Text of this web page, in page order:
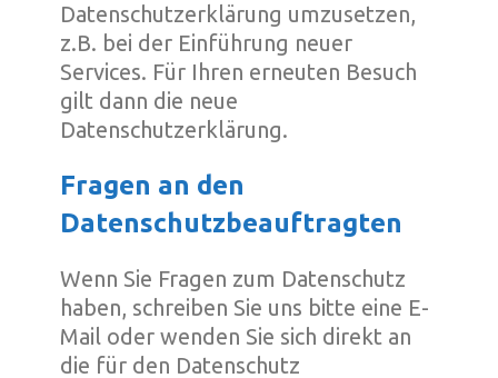
Datenschutzerklärung umzusetzen,
z.B. bei der Einführung neuer
Services. Für Ihren erneuten Besuch
gilt dann die neue
Datenschutzerklärung.
Fragen an den
Datenschutzbeauftragten
Wenn Sie Fragen zum Datenschutz
haben, schreiben Sie uns bitte eine E-
Mail oder wenden Sie sich direkt an
die für den Datenschutz